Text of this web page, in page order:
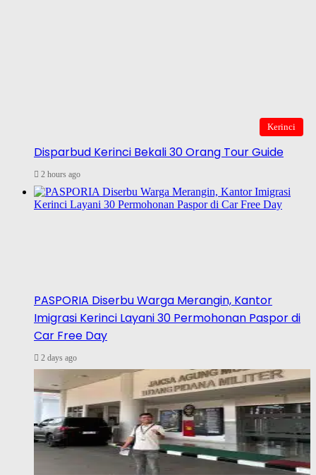
Kerinci
Disparbud Kerinci Bekali 30 Orang Tour Guide
2 hours ago
PASPORIA Diserbu Warga Merangin, Kantor
Imigrasi Kerinci Layani 30 Permohonan Paspor di
Car Free Day
2 days ago